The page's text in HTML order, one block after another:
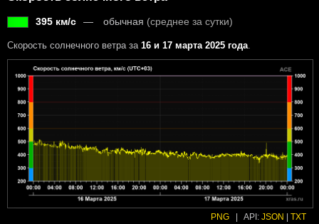
395 км/с обычная (среднее за сутки)
Скорость солнечного ветра за 16 и 17 марта 2025 года
PNG API: JSON TXT